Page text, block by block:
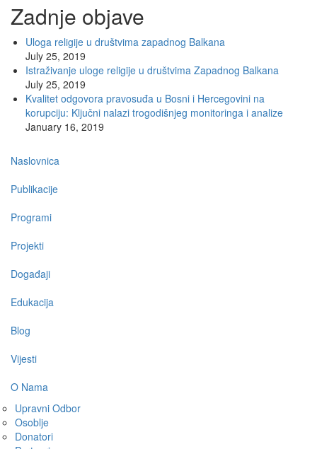
Zadnje objave
Uloga religije u društvima zapadnog Balkana
July 25, 2019
Istraživanje uloge religije u društvima Zapadnog Balkana
July 25, 2019
Kvalitet odgovora pravosuđa u Bosni i Hercegovini na
korupciju: Ključni nalazi trogodišnjeg monitoringa i analize
January 16, 2019
Main
navigation
Naslovnica
Publikacije
Programi
Projekti
Događaji
Edukacija
Blog
Vijesti
O Nama
Upravni Odbor
Osoblje
Donatori